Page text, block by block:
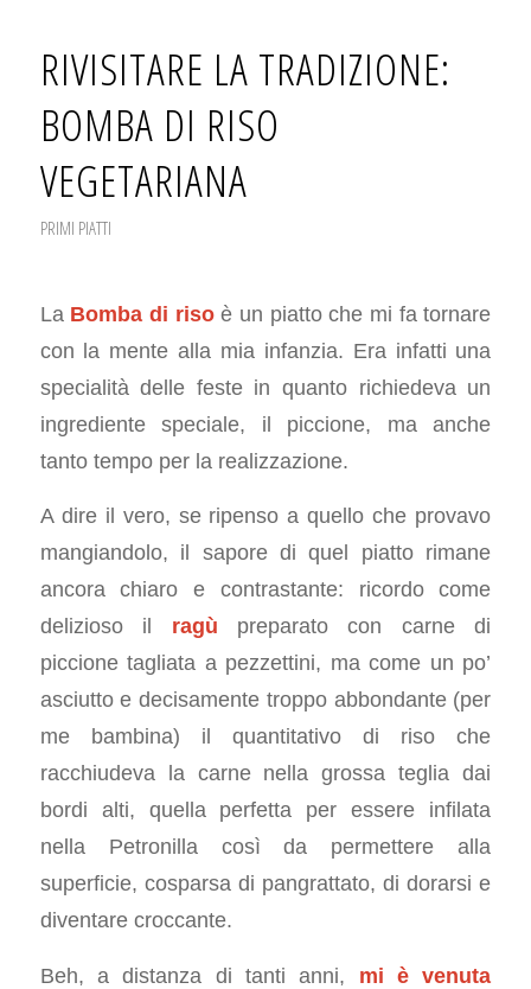
RIVISITARE LA TRADIZIONE:
BOMBA DI RISO
VEGETARIANA
PRIMI PIATTI
La Bomba di risoè un piatto che mi fa tornare
con la mente alla mia infanzia. Era infatti una
specialità delle feste in quanto richiedeva un
ingrediente speciale, il piccione, ma anche
tanto tempo per la realizzazione.
A dire il vero, se ripenso a quello che provavo
mangiandolo, il sapore di quel piatto rimane
ancora chiaro e contrastante: ricordo come
delizioso il ragù preparato con carne di
piccione tagliata a pezzettini, ma come un po’
asciutto e decisamente troppo abbondante (per
me bambina) il quantitativo di riso che
racchiudeva la carne nella grossa teglia dai
bordi alti, quella perfetta per essere infilata
nella Petronilla così da permettere alla
superficie, cosparsa di pangrattato, di dorarsi e
diventare croccante.
Beh, a distanza di tanti anni, mi è venuta